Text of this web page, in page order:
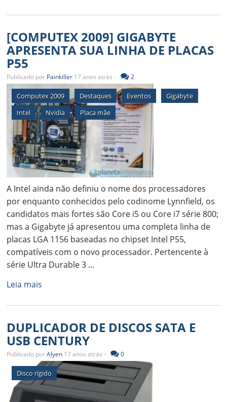
[COMPUTEX 2009] GIGABYTE
APRESENTA SUA LINHA DE PLACAS
P55
Publicado por Painkiller 17 anos atrás - 2
Computex 2009 Destaques Eventos
Gigabyte
Intel
Nvidia Placa mãe
A Intel ainda não definiu o nome dos processadores
por enquanto conhecidos pelo codinome Lynnfield, os
candidatos mais fortes são Core i5 ou Core i7 série 800;
mas a Gigabyte já apresentou uma completa linha de
placas LGA 1156 baseadas no chipset Intel P55,
compatíveis com o novo processador. Pertencente à
série Ultra Durable 3 ...
Leia mais
DUPLICADOR DE DISCOS SATA E
USB CENTURY
Publicado porAlyen 17 anos atrás - 0
Disco rígido